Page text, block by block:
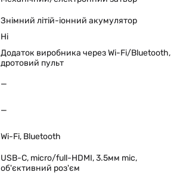
Знімний літій-іонний акумулятор
Ні
Додаток виробника через Wi-Fi/Bluetooth,
дротовий пульт
—
—
Wi-Fi, Bluetooth
USB-C, micro/full-HDMI, 3.5мм mic,
об'єктивний роз'єм